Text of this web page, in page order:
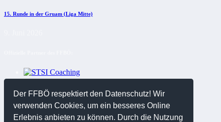
Der FFBÖ respektiert den Datenschutz! Wir
verwenden Cookies, um ein besseres Online
Erlebnis anbieten zu können. Durch die Nutzung
15. Runde in der Gruam (Liga Mitte)